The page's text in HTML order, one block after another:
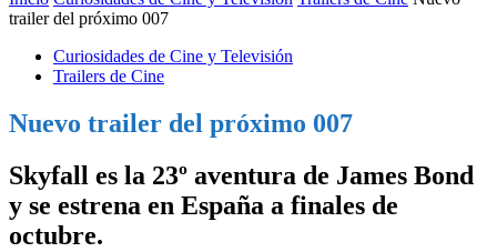
trailer del próximo 007
Curiosidades de Cine y Televisión
Trailers de Cine
Nuevo trailer del próximo 007
Skyfall es la 23º aventura de James Bond
y se estrena en España a finales de
octubre.